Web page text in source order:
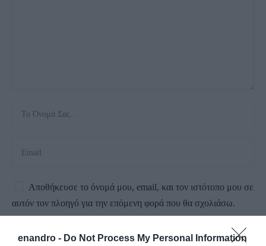
enandro - Do Not Process My Personal Information
Αποθήκευσε το όνομά μου, email, και τον ιστότοπο μου σε
αυτόν τον πλοηγό για την επόμενη φορά που θα σχολιάσω.